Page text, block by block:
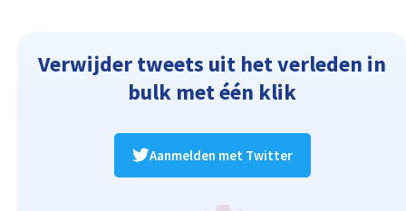
Verwijder tweets uit het verleden in
bulk met één klik
Aanmelden met Twitter